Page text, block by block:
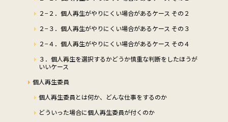
２−２．個人再生がやりにくい場合があるケース その２
２−３．個人再生がやりにくい場合があるケース その３
２−４．個人再生がやりにくい場合があるケース その４
３．個人再生を選択するかどうか慎重な判断をしたほうが
いいケース
個人再生委員
個人再生委員とは何か、どんな仕事をするのか
どういった場合に個人再生委員が付くのか